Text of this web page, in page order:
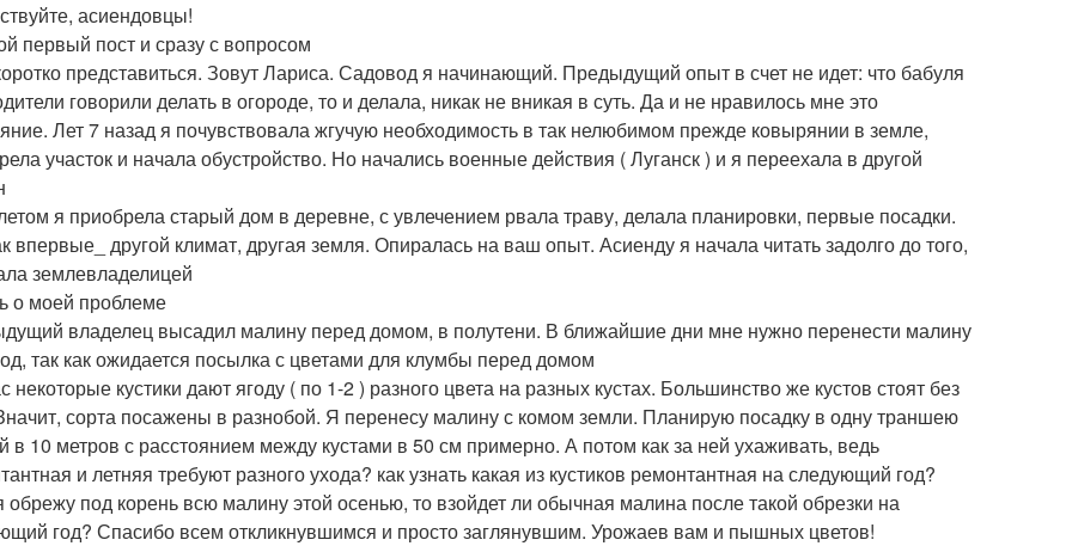
асиендовцы!
первый пост и сразу с вопросом
представиться. Зовут Лариса. Садовод я начинающий. Предыдущий опыт в счет не идет: что бабуля
говорили делать в огороде, то и делала, никак не вникая в суть. Да и не нравилось мне это
Лет 7 назад я почувствовала жгучую необходимость в так нелюбимом прежде ковырянии в земле,
участок и начала обустройство. Но начались военные действия ( Луганск ) и я переехала в другой
я приобрела старый дом в деревне, с увлечением рвала траву, делала планировки, первые посадки.
впервые_ другой климат, другая земля. Опиралась на ваш опыт. Асиенду я начала читать задолго до того,
землевладелицей
о моей проблеме
владелец высадил малину перед домом, в полутени. В ближайшие дни мне нужно перенести малину
так как ожидается посылка с цветами для клумбы перед домом
некоторые кустики дают ягоду ( по 1-2 ) разного цвета на разных кустах. Большинство же кустов стоят без
сорта посажены в разнобой. Я перенесу малину с комом земли. Планирую посадку в одну траншею
в 10 метров с расстоянием между кустами в 50 см примерно. А потом как за ней ухаживать, ведь
и летняя требуют разного ухода? как узнать какая из кустиков ремонтантная на следующий год?
обрежу под корень всю малину этой осенью, то взойдет ли обычная малина после такой обрезки на
год? Спасибо всем откликнувшимся и просто заглянувшим. Урожаев вам и пышных цветов!